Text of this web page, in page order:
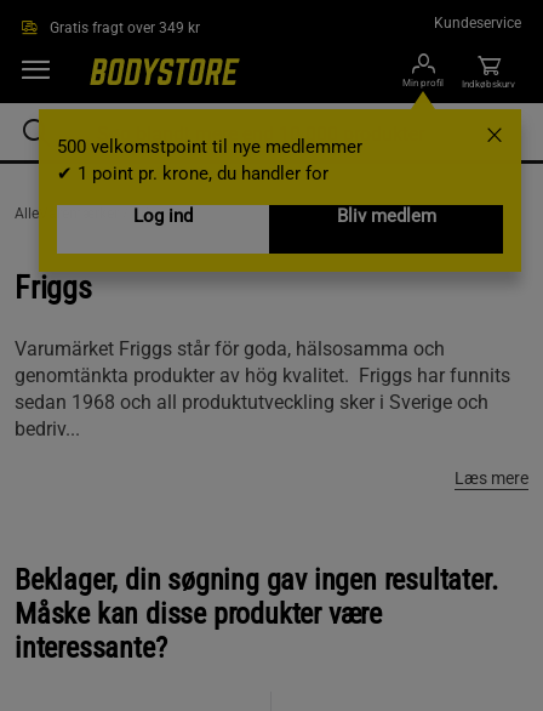
Gratis fragt over 349 kr Kundeservice
Min profil
500 velkomstpoint til nye medlemmer
✔ 1 point pr. krone, du handler for
Log ind
Bliv medlem
Indkøbskurv
AlleVaremærker / Friggs
Friggs
Varumärket Friggs står för goda, hälsosamma och
genomtänkta produkter av hög kvalitet. Friggs har funnits
sedan 1968 och all produktutveckling sker i Sverige och
bedriv...
Læs mere
Beklager, din søgning gav ingen resultater.
Måske kan disse produkter være
interessante?